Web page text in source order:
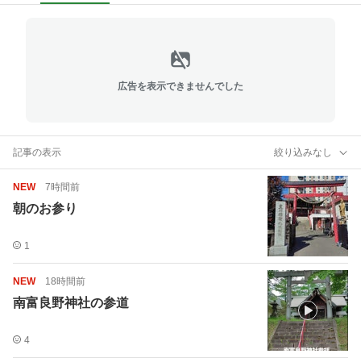
広告を表示できませんでした
記事の表示 絞り込みなし
NEW 7時間前
朝のお参り
1
NEW 18時間前
南富良野神社の参道
4